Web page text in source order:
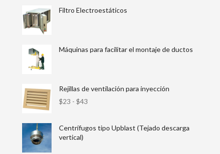
Filtro Electroestáticos
Máquinas para facilitar el montaje de ductos
Rejillas de ventilación para inyección
$23 - $43
Centrífugos tipo Upblast (Tejado descarga
vertical)